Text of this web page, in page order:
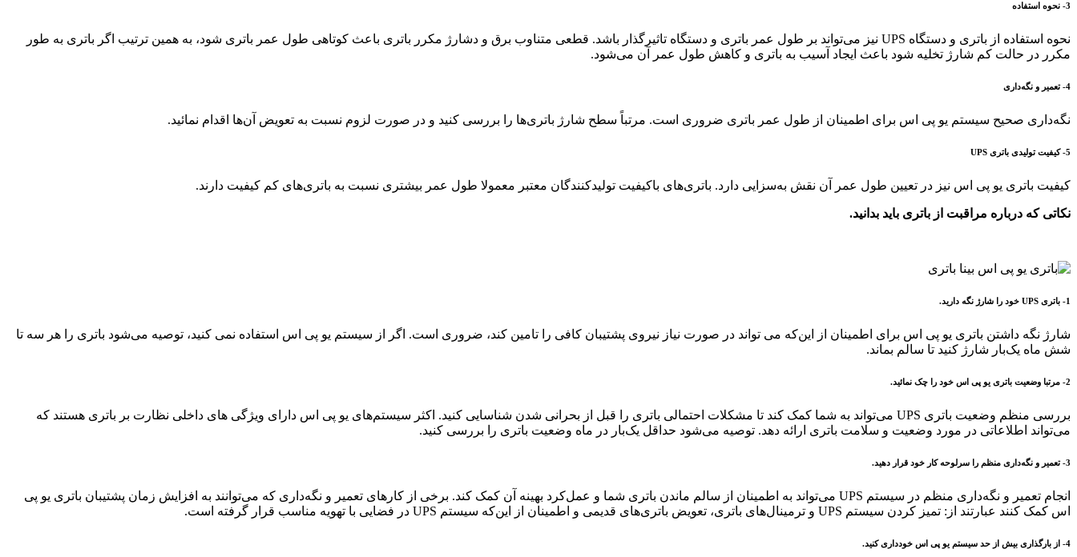
3- نحوه استفاده
نحوه استفاده از باتری و دستگاه UPS نیز می‌تواند بر طول عمر باتری و دستگاه تاثیرگذار باشد. قطعی متناوب برق و دشارژ مکرر باتری باعث کوتاهی طول عمر باتری شود، به همین ترتیب اگر باتری به طور
مکرر در حالت کم شارژ تخلیه شود باعث ایجاد آسیب به باتری و کاهش طول عمر آن می‌شود.
4- تعمیر و نگه‌داری
نگه‌داری صحیح سیستم یو پی اس برای اطمینان از طول عمر باتری ضروری است. مرتباً سطح شارژ باتری‌ها را بررسی کنید و در صورت لزوم نسبت به تعویض آن‌ها اقدام نمائید.
5- کیفیت تولیدی باتری UPS
کیفیت باتری یو پی اس نیز در تعیین طول عمر آن نقش به‌سزایی دارد. باتری‌های باکیفیت تولیدکنندگان معتبر معمولا طول عمر بیشتری نسبت به باتری‌های کم کیفیت دارند.
نکاتی که درباره مراقبت از باتری باید بدانید.
1- باتری UPS خود را شارژ نگه دارید.
شارژ نگه‌ داشتن باتری یو پی اس برای اطمینان از این‌که می‌ تواند در صورت نیاز نیروی پشتیبان کافی را تامین کند، ضروری است. اگر از سیستم یو پی اس استفاده نمی‌ کنید، توصیه می‌شود باتری را هر سه تا
شش ماه یک‌بار شارژ کنید تا سالم بماند.
2- مرتبا وضعیت باتری یو پی اس خود را چک نمائید.
بررسی منظم وضعیت باتری UPS می‌تواند به شما کمک کند تا مشکلات احتمالی باتری را قبل از بحرانی شدن شناسایی کنید. اکثر سیستم‌های یو پی اس دارای ویژگی‌ های داخلی نظارت بر باتری هستند که
می‌تواند اطلاعاتی در مورد وضعیت و سلامت باتری ارائه دهد. توصیه می‌شود حداقل یک‌بار در ماه وضعیت باتری را بررسی کنید.
3- تعمیر و نگه‌داری منظم را سرلوحه کار خود قرار دهید.
انجام تعمیر و نگه‌داری منظم در سیستم UPS می‌تواند به اطمینان از سالم ماندن باتری شما و عمل‌کرد بهینه آن کمک کند. برخی از کارهای تعمیر و نگه‌داری که می‌توانند به افزایش زمان پشتیبان باتری یو پی
اس کمک کنند عبارتند از: تمیز کردن سیستم UPS و ترمینال‌های باتری، تعویض باتری‌های قدیمی و اطمینان از این‌که سیستم UPS در فضایی با تهویه مناسب قرار گرفته است.
4- از بارگذاری بیش از حد سیستم یو پی اس خودداری کنید.